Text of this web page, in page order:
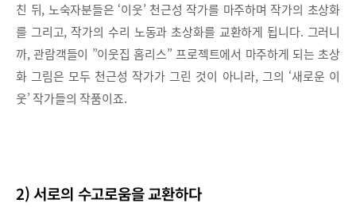
친 뒤, 노숙자분들은 ‘이웃’ 천근성 작가를 마주하며 작가의 초상화
를 그리고, 작가의 수리 노동과 초상화를 교환하게 됩니다. 그러니
까, 관람객들이 ”이웃집 홈리스” 프로젝트에서 마주하게 되는 초상
화 그림은 모두 천근성 작가가 그린 것이 아니라, 그의 ‘새로운 이
웃’ 작가들의 작품이죠.
2) 서로의 수고로움을 교환하다